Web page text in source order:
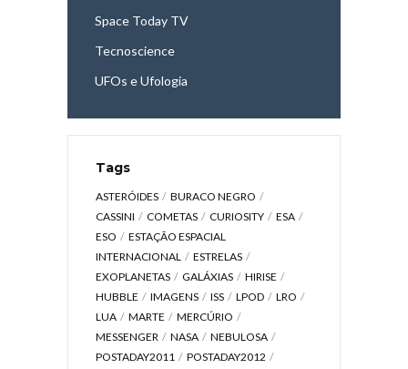
Space Today TV
Tecnoscience
UFOs e Ufologia
Tags
ASTERÓIDES
BURACO NEGRO
CASSINI
COMETAS CURIOSITY
ESA
ESO
ESTAÇÃO ESPACIAL
INTERNACIONAL
ESTRELAS
EXOPLANETAS
GALÁXIAS
HIRISE
HUBBLE
IMAGENS ISS LPOD
LRO
LUA
MARTE
MERCÚRIO
MESSENGER
NASA
NEBULOSA
POSTADAY2011
POSTADAY2012